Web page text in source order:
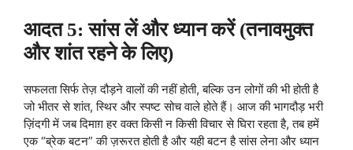
आदत 5: सांस लें और ध्यान करें (तनावमुक्त
और शांत रहने के लिए)
सफलता सिर्फ तेज़ दौड़ने वालों की नहीं होती, बल्कि उन लोगों की भी होती है
जो भीतर से शांत, स्थिर और स्पष्ट सोच वाले होते हैं। आज की भागदौड़ भरी
ज़िंदगी में जब दिमाग़ हर वक्त किसी न किसी विचार से घिरा रहता है, तब हमें
एक “ब्रेक बटन” की ज़रूरत होती है और यही बटन है सांस लेना और ध्यान